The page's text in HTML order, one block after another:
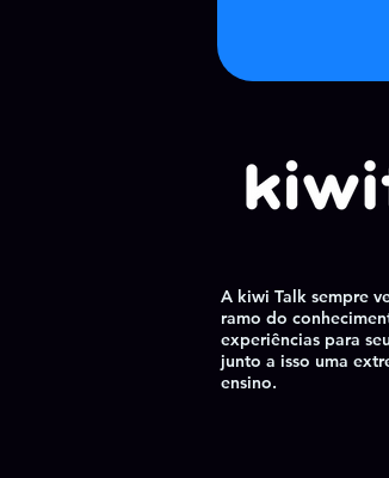
A kiwi Talk sempre
ramo do
experiências para
junto a isso uma
ensino.